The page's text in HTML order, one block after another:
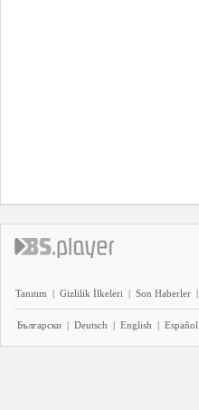
Tanıtım | Gizlilik İlkeleri | Son Haberler |
Български | Deutsch | English | Español